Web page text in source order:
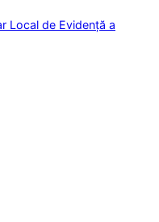
Local de Evidență a